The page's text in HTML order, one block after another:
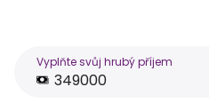
Vyplňte svůj hrubý příjem